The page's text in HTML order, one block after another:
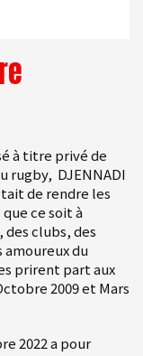
à titre privé de
rugby, DJENNADI
de rendre les
ce soit à
clubs, des
du
prirent part aux
2009 et Mars
2022 a pour